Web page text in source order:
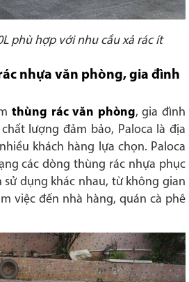
phù hợp với nhu cầu xả rác ít
nhựa văn phòng, gia đình
thùng rác văn phòng, gia đình
lượng đảm bảo, Paloca là địa
khách hàng lựa chọn. Paloca
các dòng thùng rác nhựa phục
dụng khác nhau, từ không gian
việc đến nhà hàng, quán cà phê